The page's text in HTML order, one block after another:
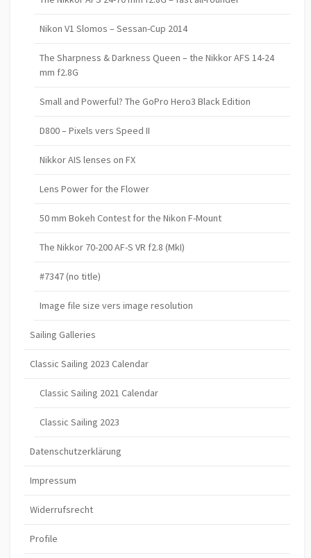
Nikon V1 Slomos – Sessan-Cup 2014
The Sharpness & Darkness Queen – the Nikkor AFS 14-24
mm f2.8G
Small and Powerful? The GoPro Hero3 Black Edition
D800 – Pixels vers Speed II
Nikkor AIS lenses on FX
Lens Power for the Flower
50 mm Bokeh Contest for the Nikon F-Mount
The Nikkor 70-200 AF-S VR f2.8 (MkI)
#7347 (no title)
Image file size vers image resolution
Sailing Galleries
Classic Sailing 2023 Calendar
Classic Sailing 2021 Calendar
Classic Sailing 2023
Datenschutzerklärung
Impressum
Widerrufsrecht
Profile